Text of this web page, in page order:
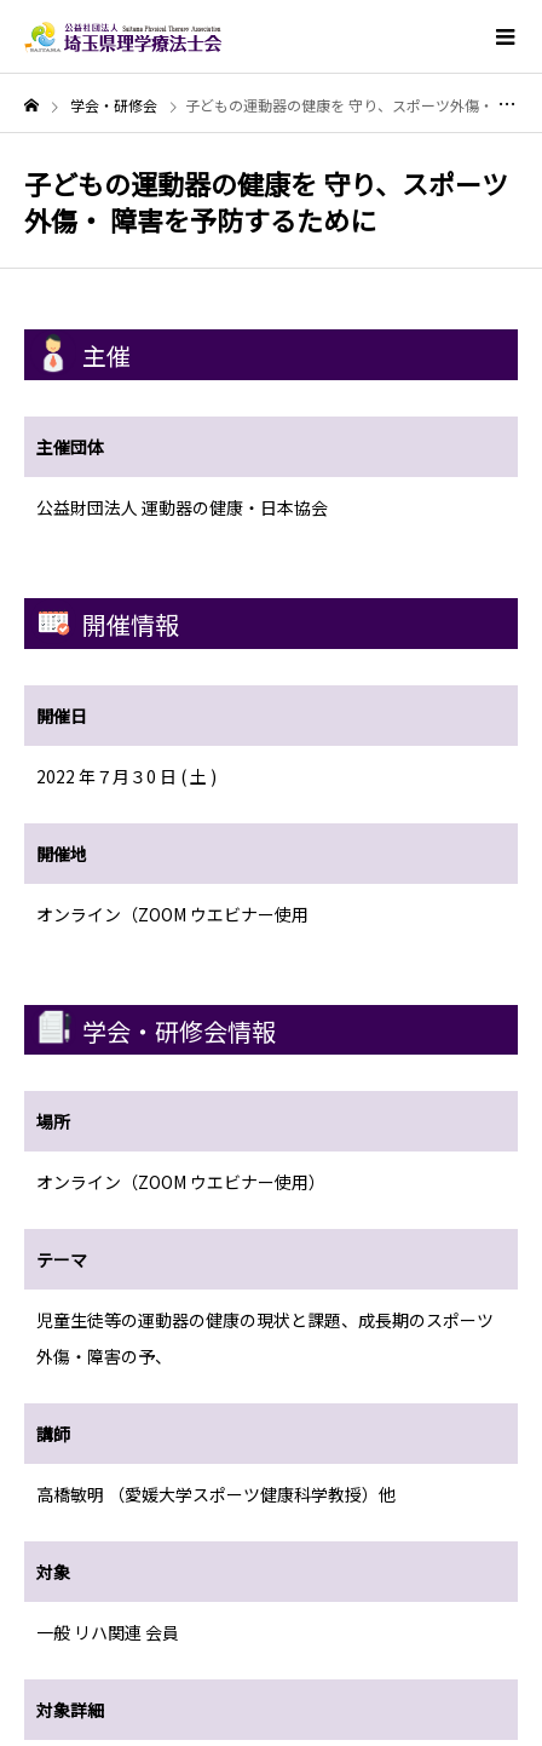
学会・研修会 子どもの運動器の健康を 守り、スポーツ外傷・ 障害を予防するために
子どもの運動器の健康を 守り、スポーツ
外傷・ 障害を予防するために
主催
主催団体
公益財団法人 運動器の健康・日本協会
開催情報
開催日
2022 年７月３0 日 ( 土 )
開催地
オンライン（ZOOM ウエビナー使用
学会・研修会情報
場所
オンライン（ZOOM ウエビナー使用）
テーマ
児童生徒等の運動器の健康の現状と課題、成長期のスポーツ
外傷・障害の予、
講師
高橋敏明 （愛媛大学スポーツ健康科学教授）他
対象
一般 リハ関連 会員
対象詳細